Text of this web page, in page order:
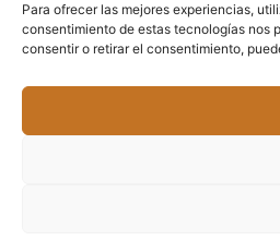
Para ofrecer las mejores experiencias,
consentimiento de estas tecnologías nos
consentir o retirar el consentimiento,